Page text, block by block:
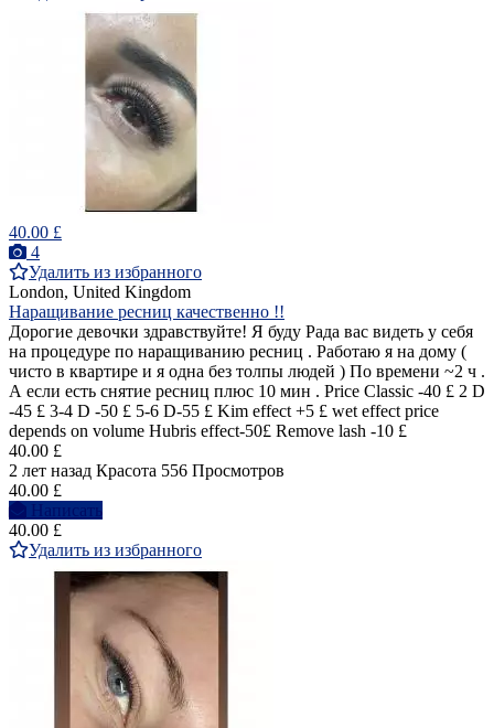
40.00 £
4
Удалить из избранного
London, United Kingdom
Наращивание ресниц качественно !!
Дорогие девочки здравствуйте! Я буду Рада вас видеть у себя
на процедуре по наращиванию ресниц . Работаю я на дому (
чисто в квартире и я одна без толпы людей ) По времени ~2 ч .
А если есть снятие ресниц плюс 10 мин . Price Classic -40 £ 2 D
-45 £ 3-4 D -50 £ 5-6 D-55 £ Kim effect +5 £ wet effect price
depends on volume Hubris effect-50£ Remove lash -10 £
40.00 £
2 лет назад Красота 556 Просмотров
40.00 £
Написать
40.00 £
Удалить из избранного